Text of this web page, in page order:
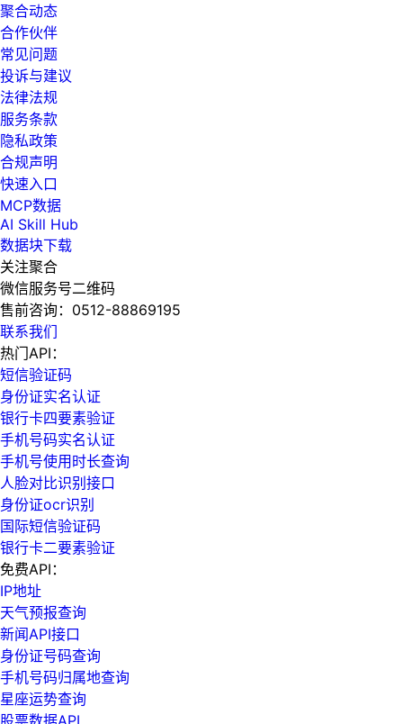
聚合动态
合作伙伴
常见问题
投诉与建议
法律法规
服务条款
隐私政策
合规声明
快速入口
MCP数据
AI Skill Hub
数据块下载
关注聚合
微信服务号二维码
售前咨询： 0512-88869195
联系我们
热门API：
短信验证码
身份证实名认证
银行卡四要素验证
手机号码实名认证
手机号使用时长查询
人脸对比识别接口
身份证ocr识别
国际短信验证码
银行卡二要素验证
免费API：
IP地址
天气预报查询
新闻API接口
身份证号码查询
手机号码归属地查询
星座运势查询
股票数据API